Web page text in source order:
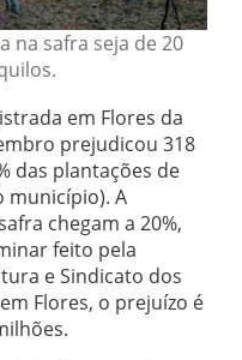
na safra seja de 20
em Flores da
prejudicou 318
das plantações de
município). A
chegam a 20%,
feito pela
e Sindicato dos
Flores, o prejuízo é